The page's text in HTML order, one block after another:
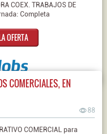
COEX. TRABAJOS DE
Completa
OFERTA
COMERCIALES, EN
88
COMERCIAL para